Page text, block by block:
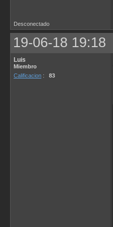
Desconectado
19-06-18 19:18
Luis
Miembro
Calificacion : 83